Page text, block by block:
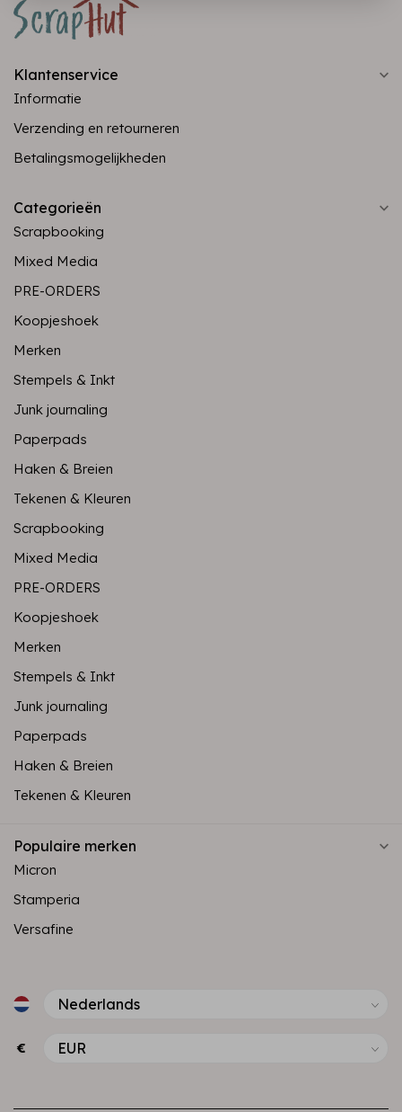
Klantenservice
Informatie
Verzending en retourneren
Betalingsmogelijkheden
Categorieën
Scrapbooking
Mixed Media
PRE-ORDERS
Koopjeshoek
Merken
Stempels & Inkt
Junk journaling
Paperpads
Haken & Breien
Tekenen & Kleuren
Scrapbooking
Mixed Media
PRE-ORDERS
Koopjeshoek
Merken
Stempels & Inkt
Junk journaling
Paperpads
Haken & Breien
Tekenen & Kleuren
Populaire merken
Micron
Stamperia
Versafine
€